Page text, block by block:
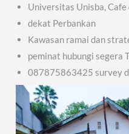
Universitas Unisba, Cafe
dekat Perbankan
Kawasan ramai dan
peminat hubungi segera
087875863425 survey